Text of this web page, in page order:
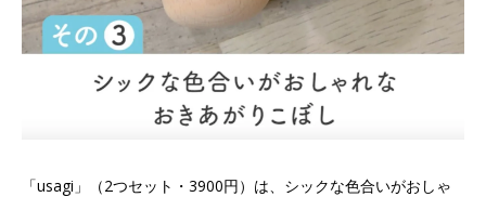
「usagi」（2つセット・3900円）は、シックな色合いがおしゃ